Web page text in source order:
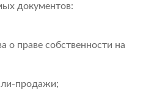
документов:
о праве собственности на
продажи;